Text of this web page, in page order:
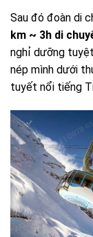
Sau đó đoàn di
km ~ 3h di
nghỉ dưỡng
nép mình dưới
tuyết nổi tiếng